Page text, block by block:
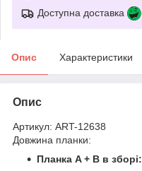
Доступна доставка
Опис Характеристики
Опис
Артикул: ART-12638
Довжина планки:
Планка A + B в зборі: